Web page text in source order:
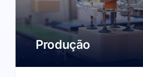
Produção